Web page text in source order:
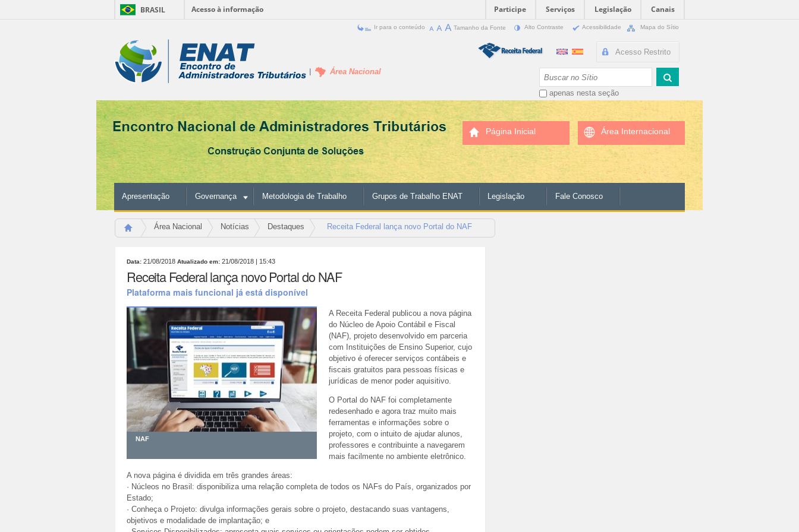
BRASIL Acesso à informação Participe Serviços Legislação
Canais
conteúdo.
a
navegação
Ir para o conteúdo Tamanho da Fonte Alto Contraste Acessibilidade Mapa do Sítio
Ferramentas
Pessoais
Acesso Restrito
apenas nesta seção
Área Nacional
Página Inicial Área Internacional
Apresentação Governança Metodologia de Trabalho Grupos de Trabalho ENAT Legislação Fale Conosco
Área Nacional Notícias Destaques Receita Federal lança novo Portal do NAF
Data: 21/08/2018 Atualizado em: 21/08/2018 | 15:43
Receita Federal lança novo Portal do NAF
Plataforma mais funcional já está disponível
NAF
A Receita Federal publicou a nova página
do Núcleo de Apoio Contábil e Fiscal
(NAF), projeto desenvolvido em parceria
com Instituições de Ensino Superior, cujo
objetivo é oferecer serviços contábeis e
fiscais gratuitos para pessoas físicas e
jurídicas de menor poder aquisitivo.
O Portal do NAF foi completamente
redesenhado e agora traz muito mais
ferramentas e informações sobre o
projeto, com o intuito de ajudar alunos,
professores e contribuinte a navegarem
mais facilmente no ambiente eletrônico.
A nova página é dividida em três grandes áreas:
· Núcleos no Brasil: disponibiliza uma relação completa de todos os NAFs do País, organizados por
Estado;
· Conheça o Projeto: divulga informações gerais sobre o projeto, destacando suas vantagens,
objetivos e modalidade de implantação; e